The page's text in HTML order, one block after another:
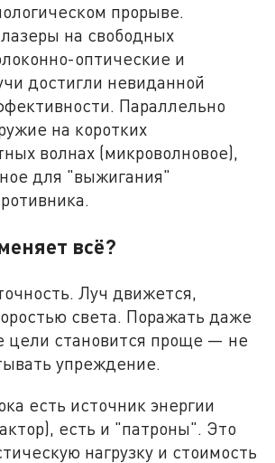
прорыве.
на свободных
оптические и
достигли невиданной
Параллельно
на коротких
волнах (микроволновое),
для "выжигания"
всё?
Луч движется,
света. Поражать даже
цели становится проще — не
упреждение.
есть источник энергии
есть и "патроны". Это
нагрузку и стоимость